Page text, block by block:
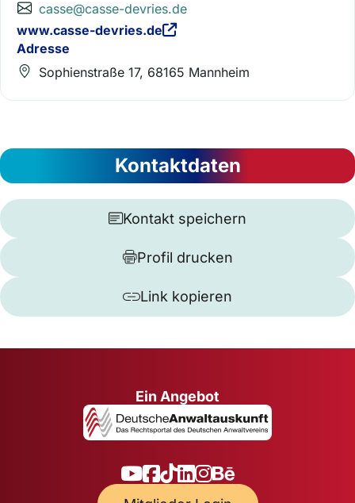
casse@casse-devries.de
www.casse-devries.de
Adresse
Sophienstraße 17, 68165 Mannheim
Kontaktdaten
Kontakt speichern
Profil drucken
Link kopieren
Ein Angebot